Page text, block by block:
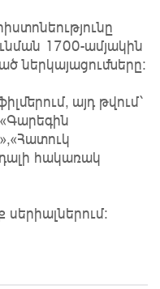
1700-ամյակին
ներկայացումները։
այդ թվում՝
հակառակ